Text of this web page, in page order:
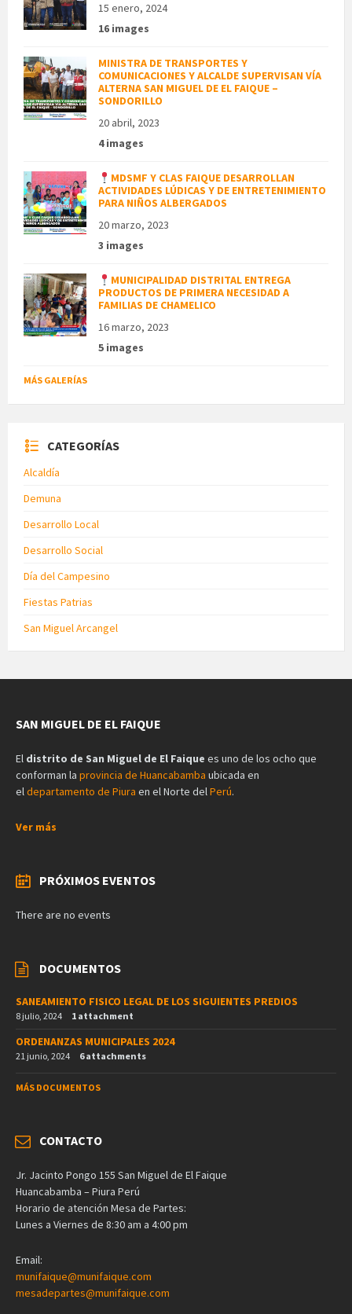
15 enero, 2024
16 images
MINISTRA DE TRANSPORTES Y
COMUNICACIONES Y ALCALDE SUPERVISAN VÍA
ALTERNA SAN MIGUEL DE EL FAIQUE –
SONDORILLO
20 abril, 2023
4 images
MDSMF Y CLAS FAIQUE DESARROLLAN
ACTIVIDADES LÚDICAS Y DE ENTRETENIMIENTO
PARA NIÑOS ALBERGADOS
20 marzo, 2023
3 images
MUNICIPALIDAD DISTRITAL ENTREGA
PRODUCTOS DE PRIMERA NECESIDAD A
FAMILIAS DE CHAMELICO
16 marzo, 2023
5 images
MÁS GALERÍAS
CATEGORÍAS
Alcaldía
Demuna
Desarrollo Local
Desarrollo Social
Día del Campesino
Fiestas Patrias
San Miguel Arcangel
SAN MIGUEL DE EL FAIQUE
El distrito de San Miguel de El Faique es uno de los ocho que
conforman la provincia de Huancabamba ubicada en
eldepartamento de Piura en el Norte delPerú.
Ver más
PRÓXIMOS EVENTOS
There are no events
DOCUMENTOS
SANEAMIENTO FISICO LEGAL DE LOS SIGUIENTES PREDIOS
8 julio, 2024 1 attachment
ORDENANZAS MUNICIPALES 2024
21 junio, 2024 6 attachments
MÁS DOCUMENTOS
CONTACTO
Jr. Jacinto Pongo 155 San Miguel de El Faique
Huancabamba – Piura Perú
Horario de atención Mesa de Partes:
Lunes a Viernes de 8:30 am a 4:00 pm
Email:
munifaique@munifaique.com
mesadepartes@munifaique.com